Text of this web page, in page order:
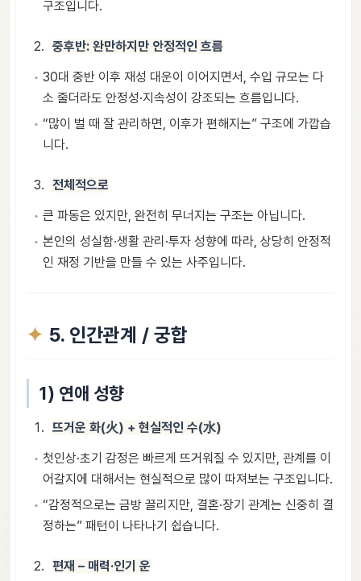
구조입니다.
중후반: 완만하지만 안정적인 흐름
30대 중반 이후 재성 대운이 이어지면서, 수입 규모는 다
소 줄더라도 안정성·지속성이 강조되는 흐름입니다.
“많이 벌 때 잘 관리하면, 이후가 편해지는” 구조에 가깝습
니다.
전체적으로
큰 파동은 있지만, 완전히 무너지는 구조는 아닙니다.
본인의 성실함·생활 관리·투자 성향에 따라, 상당히 안정적
인 재정 기반을 만들 수 있는 사주입니다.
5. 인간관계 / 궁합
1) 연애 성향
뜨거운 화(火) + 현실적인 수(水)
첫인상·초기 감정은 빠르게 뜨거워질 수 있지만, 관계를 이
어갈지에 대해서는 현실적으로 많이 따져보는 구조입니다.
“감정적으로는 금방 끌리지만, 결혼·장기 관계는 신중히 결
정하는” 패턴이 나타나기 쉽습니다.
편재 – 매력·인기 운